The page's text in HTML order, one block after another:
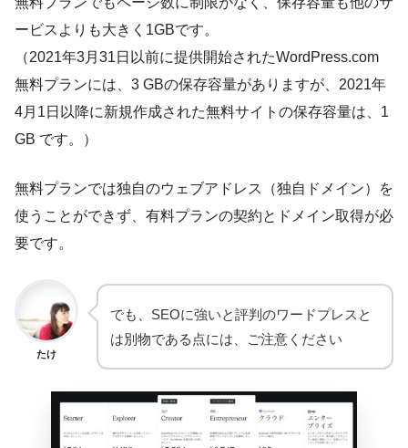
ービスよりも大きく1GBです。
（2021年3月31日以前に提供開始されたWordPress.com
無料プランには、3 GBの保存容量がありますが、2021年
4月1日以降に新規作成された無料サイトの保存容量は、1
GB です。）
無料プランでは独自のウェブアドレス（独自ドメイン）を
使うことができず、有料プランの契約とドメイン取得が必
要です。
たけ
でも、SEOに強いと評判のワードプレスと
は別物である点には、ご注意ください